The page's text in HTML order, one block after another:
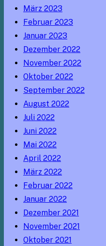
März 2023
Februar 2023
Januar 2023
Dezember 2022
November 2022
Oktober 2022
September 2022
August 2022
Juli 2022
Juni 2022
Mai 2022
April 2022
März 2022
Februar 2022
Januar 2022
Dezember 2021
November 2021
Oktober 2021